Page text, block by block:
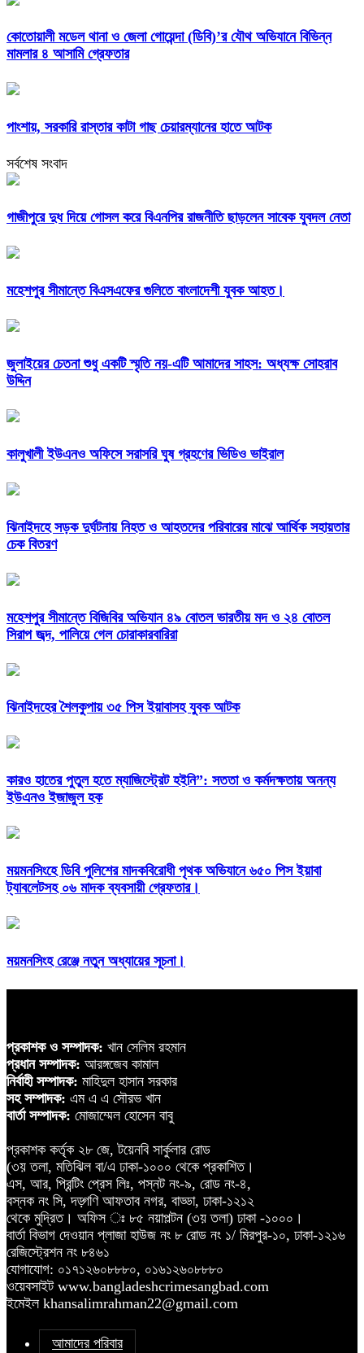
কোতোয়ালী মডেল থানা ও জেলা গোয়েন্দা (ডিবি)’র যৌথ অভিযানে বিভিন্ন
মামলার ৪ আসামি গ্রেফতার
পাংশায়, সরকারি রাস্তার কাটা গাছ চেয়ারম্যানের হাতে আটক
সর্বশেষ সংবাদ
গাজীপুরে দুধ দিয়ে গোসল করে বিএনপির রাজনীতি ছাড়লেন সাবেক যুবদল নেতা
মহেশপুর সীমান্তে বিএসএফের গুলিতে বাংলাদেশী যুবক আহত।
জুলাইয়ের চেতনা শুধু একটি স্মৃতি নয়-এটি আমাদের সাহস: অধ্যক্ষ সোহরাব
উদ্দিন
কালুখালী ইউএনও অফিসে সরাসরি ঘুষ গ্রহণের ভিডিও ভাইরাল
ঝিনাইদহে সড়ক দুর্ঘটনায় নিহত ও আহতদের পরিবারের মাঝে আর্থিক সহায়তার
চেক বিতরণ
মহেশপুর সীমান্তে বিজিবির অভিযান ৪৯ বোতল ভারতীয় মদ ও ২৪ বোতল
সিরাপ জব্দ, পালিয়ে গেল চোরাকারবারিরা
ঝিনাইদহের শৈলকুপায় ৩৫ পিস ইয়াবাসহ যুবক আটক
কারও হাতের পুতুল হতে ম্যাজিস্ট্রেট হইনি”: সততা ও কর্মদক্ষতায় অনন্য
ইউএনও ইজাজুল হক
ময়মনসিংহে ডিবি পুলিশের মাদকবিরোধী পৃথক অভিযানে ৬৫০ পিস ইয়াবা
ট্যাবলেটসহ ০৬ মাদক ব্যবসায়ী গ্রেফতার।
ময়মনসিংহ রেঞ্জে নতুন অধ্যায়ের সূচনা।
প্রকাশক ও সম্পাদক: খান সেলিম রহমান
প্রধান সম্পাদক: আরঙ্গজেব কামাল
নির্বাহী সম্পাদক: মাহিদুল হাসান সরকার
সহ সম্পাদক: এম এ এ সৌরভ খান
বার্তা সম্পাদক: মোজাম্মেল হোসেন বাবু
প্রকাশক কর্তৃক ২৮ জে, টয়েনবি সার্কুলার রোড
(৩য় তলা, মতিঝিল বা/এ ঢাকা-১০০০ থেকে প্রকাশিত।
এস, আর, প্রিন্টিং প্রেস লিঃ, পস্নট নং-৯, রোড নং-৪,
বস্নক নং সি, দড়্গণি আফতাব নগর, বাড্ডা, ঢাকা-১২১২
থেকে মুদ্রিত। অফিস ঃ ৮৫ নয়াপল্টন (৩য় তলা) ঢাকা -১০০০।
বার্তা বিভাগ দেওয়ান প্লাজা হাউজ নং ৮ রোড নং ১/ মিরপুর-১০, ঢাকা-১২১৬
রেজিস্ট্রেশন নং ৮৪৬১
যোগাযোগ: ০১৭১২৬০৮৮৮০, ০১৬১২৬০৮৮৮০
ওয়েবসাইট www.bangladeshcrimesangbad.com
ইমেইল khansalimrahman22@gmail.com
আমাদের পরিবার